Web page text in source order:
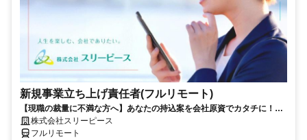
新規事業立ち上げ責任者(フルリモート)
【現職の裁量に不満な方へ】あなたの持込案を会社原資でカタチに！最
短6ヶ月で共同経営者の道へ
株式会社スリーピース
フルリモート